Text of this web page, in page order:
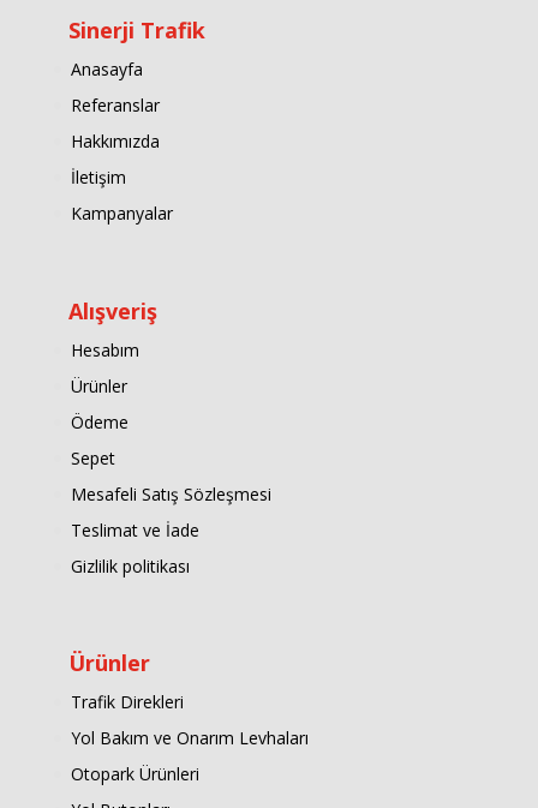
Sinerji Trafik
Anasayfa
Referanslar
Hakkımızda
İletişim
Kampanyalar
Alışveriş
Hesabım
Ürünler
Ödeme
Sepet
Mesafeli Satış Sözleşmesi
Teslimat ve İade
Gizlilik politikası
Ürünler
Trafik Direkleri
Yol Bakım ve Onarım Levhaları
Otopark Ürünleri